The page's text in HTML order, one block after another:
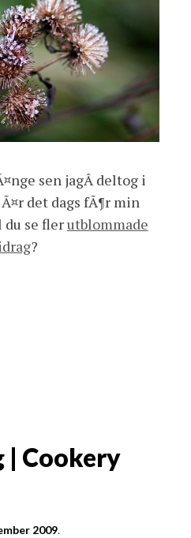
sen jagÂ deltog i
det dags fÃ¶r min
se flerutblommade
?
Cookery
2009.